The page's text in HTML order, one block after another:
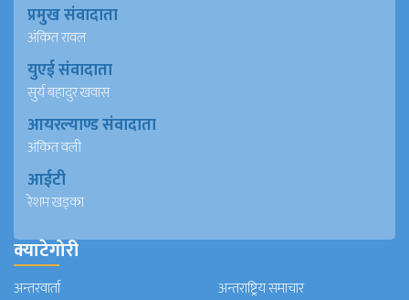
प्रमुख संवादाता
अंकित रावल
युएई संवादाता
सुर्य बहादुर खवास
आयरल्याण्ड संवादाता
अंकित वली
आईटी
रेशम खड्का
क्याटेगोरी
अन्तरवार्ता अन्तराष्ट्रिय समाचार